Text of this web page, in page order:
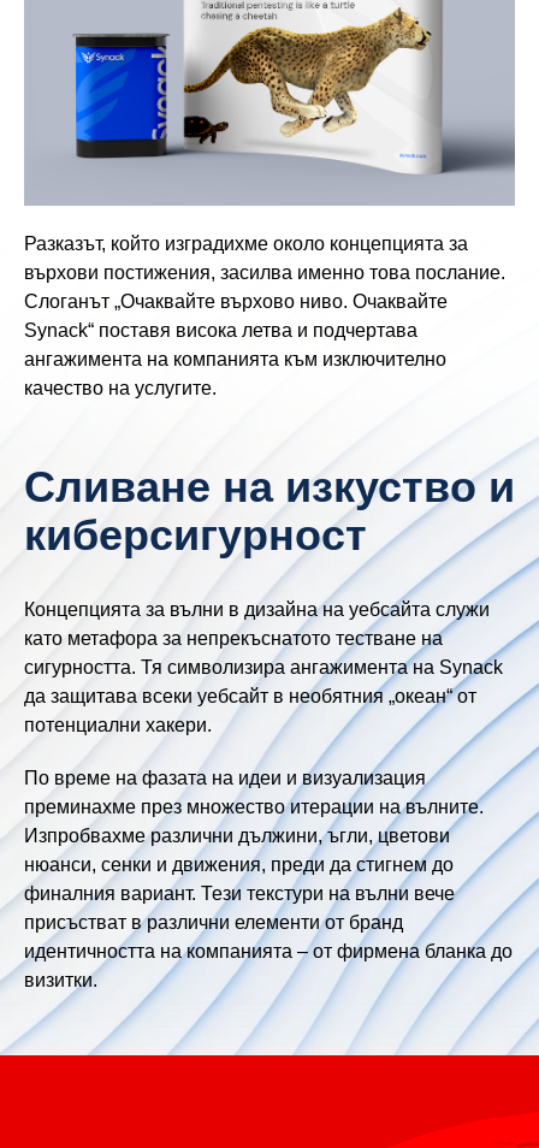
Разказът, който изградихме около концепцията за
върхови постижения, засилва именно това послание.
Слоганът „Очаквайте върхово ниво. Очаквайте
Synack“ поставя висока летва и подчертава
ангажимента на компанията към изключително
качество на услугите.
Сливане на изкуство и
киберсигурност
Концепцията за вълни в дизайна на уебсайта служи
като метафора за непрекъснатото тестване на
сигурността. Тя символизира ангажимента на Synack
да защитава всеки уебсайт в необятния „океан“ от
потенциални хакери.
По време на фазата на идеи и визуализация
преминахме през множество итерации на вълните.
Изпробвахме различни дължини, ъгли, цветови
нюанси, сенки и движения, преди да стигнем до
финалния вариант. Тези текстури на вълни вече
присъстват в различни елементи от бранд
идентичността на компанията – от фирмена бланка до
визитки.